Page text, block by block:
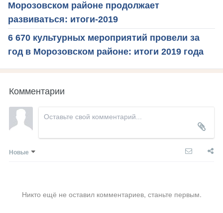
Морозовском районе продолжает
развиваться: итоги-2019
6 670 культурных мероприятий провели за
год в Морозовском районе: итоги 2019 года
Комментарии
Новые
Никто ещё не оставил комментариев, станьте первым.